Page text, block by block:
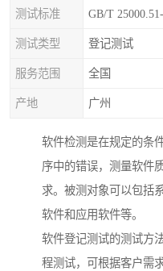
测试标准 GB/T
测试类型 登记测试
服务范围 全国
产地 广州
软件检测是在规定的条
序中的错误，测量软件
求。被测对象可以包括
软件和应用软件等。
软件登记测试的测试方
程测试，可根据客户需